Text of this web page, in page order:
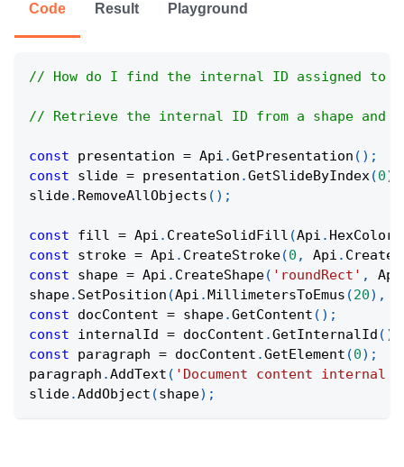
Code Result Playground
// How do I find the internal ID assigned to
// Retrieve the internal ID from a shape
const presentation = Api .GetPresentation ( ) ;
const slide = presentation .GetSlideByIndex(0)
slide. RemoveAllObjects ( ) ;
const fill = Api . CreateSolidFill (Api . HexColor
const stroke = Api . CreateStroke(0 , Api .
const shape = Api . CreateShape( 'roundRect' , Api
shape. SetPosition (Api . MillimetersToEmus (20) ,
const docContent = shape.GetContent ( ) ;
const internalId = docContent .GetInternalId ( )
const paragraph = docContent .GetElement (0) ;
paragraph .AddText ( 'Document content internal
slide.AddObject (shape) ;